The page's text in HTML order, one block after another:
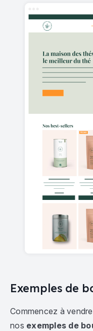
Exemples de
Commencez à
nos exemples de